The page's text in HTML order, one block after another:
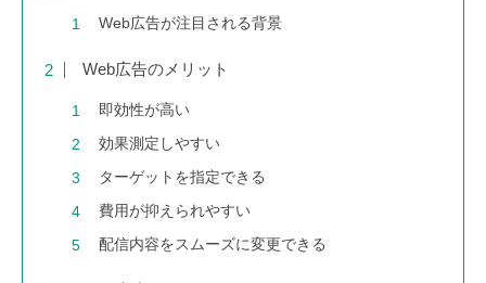
Web広告が注目される背景
Web広告のメリット
即効性が高い
効果測定しやすい
ターゲットを指定できる
費用が抑えられやすい
配信内容をスムーズに変更できる